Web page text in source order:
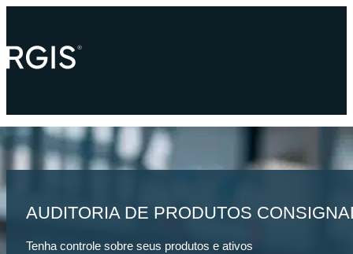
AUDITORIA DE PRODUTOS
Tenha controle sobre seus produtos e ativos